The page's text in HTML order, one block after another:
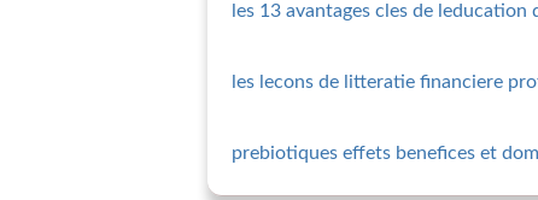
les 13 avantages cles de
les lecons de litteratie financiere
prebiotiques effets benefices et